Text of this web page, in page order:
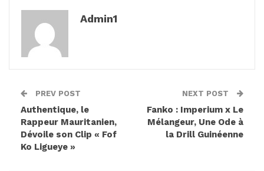
Admin1
PREV POST
Authentique, le
Rappeur Mauritanien,
Dévoile son Clip « Fof
Ko Ligueye »
NEXT POST
Fanko : Imperium x Le
Mélangeur, Une Ode à
la Drill Guinéenne